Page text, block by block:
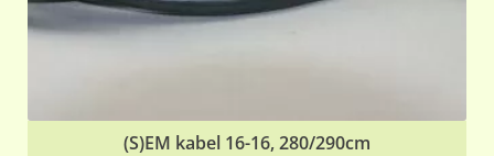
(S)EM kabel 16-16, 280/290cm